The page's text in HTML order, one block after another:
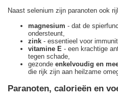
Naast selenium zijn paranoten ook
magnesium - dat de
ondersteunt,
zink - essentieel voor
vitamine E - een krachtige
tegen schade,
gezonde enkelvoudig en
die rijk zijn aan heilzame
Paranoten, calorieën en